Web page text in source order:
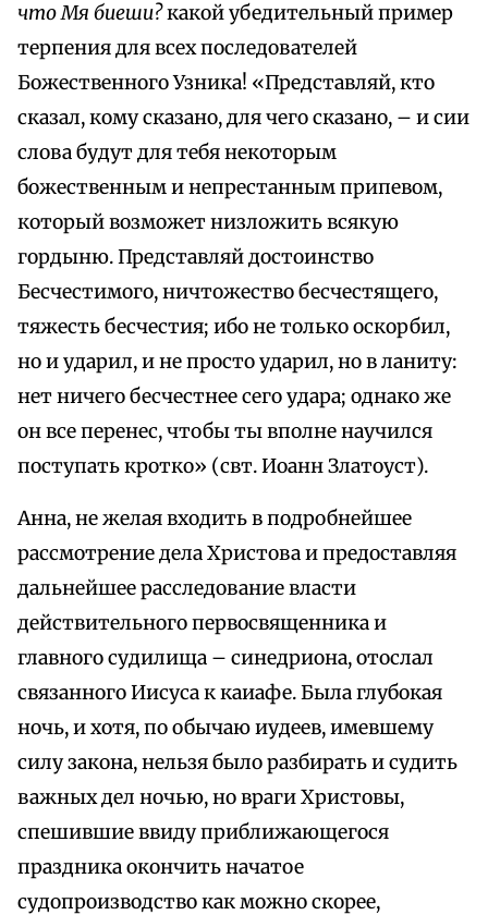
что Мя биеши?какой убедительный пример
терпения для всех последователей
Божественного Узника! «Представляй, кто
сказал, кому сказано, для чего сказано, – и сии
слова будут для тебя некоторым
божественным и непрестанным припевом,
который возможет низложить всякую
гордыню. Представляй достоинство
Бесчестимого, ничтожество бесчестящего,
тяжесть бесчестия; ибо не только оскорбил,
но и ударил, и не просто ударил, но в ланиту:
нет ничего бесчестнее сего удара; однако же
он все перенес, чтобы ты вполне научился
поступать кротко» (свт. Иоанн Златоуст).
Анна, не желая входить в подробнейшее
рассмотрение дела Христова и предоставляя
дальнейшее расследование власти
действительного первосвященника и
главного судилища – синедриона, отослал
связанного Иисуса к каиафе. Была глубокая
ночь, и хотя, по обычаю иудеев, имевшему
силу закона, нельзя было разбирать и судить
важных дел ночью, но враги Христовы,
спешившие ввиду приближающегося
праздника окончить начатое
судопроизводство как можно скорее,